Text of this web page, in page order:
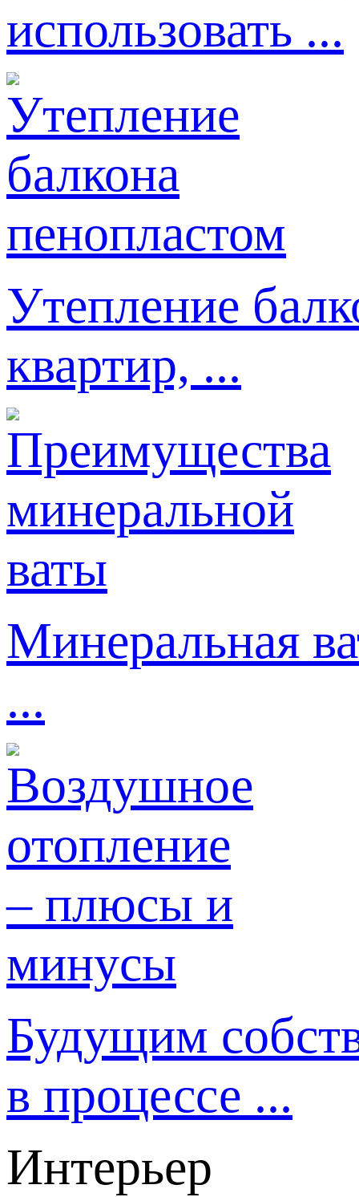
использовать ...
Утепление
квартир, ...
Минеральная
...
Будущим
в процессе ...
Интерьер